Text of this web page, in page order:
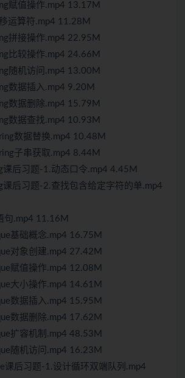
赋值操作.mp4 13.17M
运算符.mp4 11.28M
拼接操作.mp4 22.95M
比较操作.mp4 24.66M
随机访问.mp4 13.00M
数据插入.mp4 9.20M
数据删除.mp4 15.79M
数据查找.mp4 10.93M
数据替换.mp4 10.48M
子串获取.mp4 8.44M
后习题-1.动态口令.mp4 4.45M
后习题-2.查找包含给定字符的单.mp4
.mp4 11.16M
基础概念.mp4 16.75M
对象创建.mp4 27.42M
赋值操作.mp4 12.08M
大小操作.mp4 14.61M
数据插入.mp4 15.95M
数据删除.mp4 17.62M
扩容机制.mp4 48.53M
随机访问.mp4 16.23M
课后习题-1.设计循环双端队列.mp4